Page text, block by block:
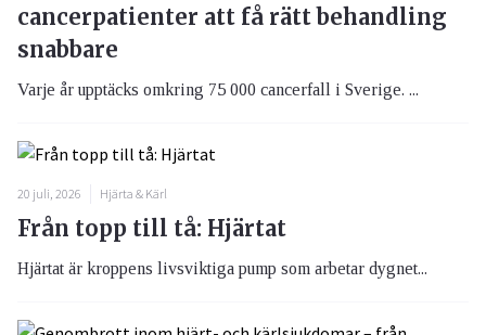
cancerpatienter att få rätt behandling
snabbare
Varje år upptäcks omkring 75 000 cancerfall i Sverige. ...
20 juli, 2026 Hjärta & Kärl
Från topp till tå: Hjärtat
Hjärtat är kroppens livsviktiga pump som arbetar dygnet...